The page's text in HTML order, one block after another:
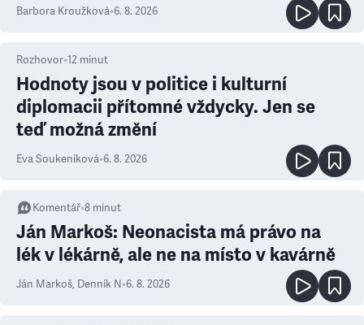
Barbora Kroužková•6. 8. 2026
Rozhovor•12 minut
Hodnoty jsou v politice i kulturní
diplomacii přítomné vždycky. Jen se
teď možná změní
Eva Soukeníková•6. 8. 2026
Komentář•8 minut
Ján Markoš: Neonacista má právo na
lék v lékárně, ale ne na místo v kavárně
Ján Markoš, Denník N•6. 8. 2026